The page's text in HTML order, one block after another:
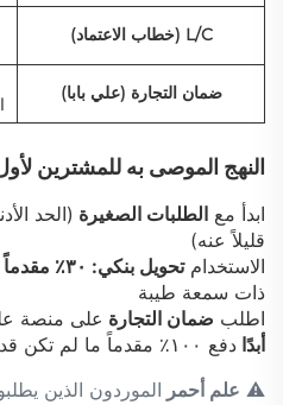
L/C (خطاب الاعتماد)
ضمان التجارة (علي بابا)
النهج الموصى به للمشترين
ابدأ مع الطلبات الصغيرة (الحد
قليلاً عنه)
الاستخدامتحويل بنكي: ٣٠٪ مقدماً و٧٠٪ عند التسليم
ذات سمعة طيبة
اطلب ضمان التجارة على منصة
أبدًا دفع ١٠٠٪ مقدماً ما لم تكن قد أرست ثقة مسبقة
⚠️ علم أحمر